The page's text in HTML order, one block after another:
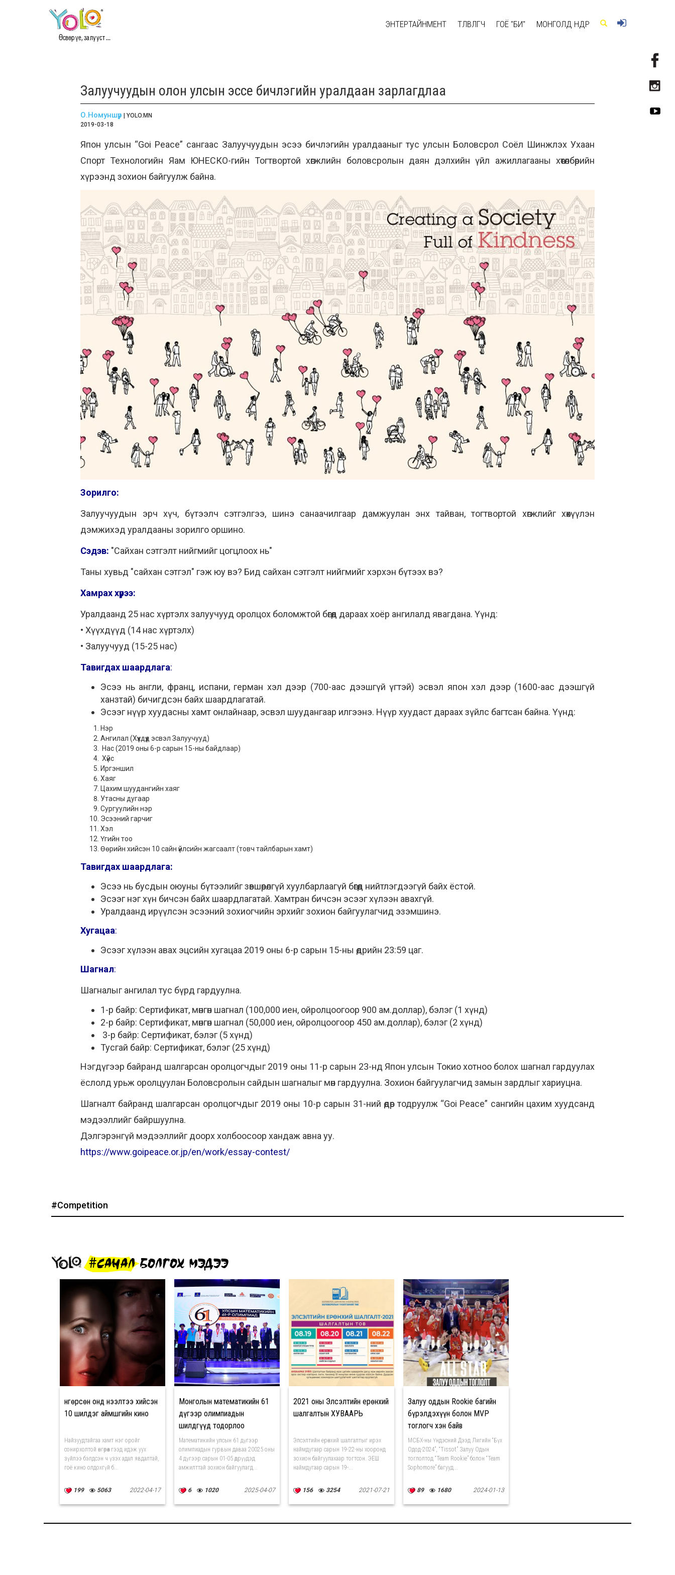
Өсвөр үе, залууст ...
ЭНТЕРТАЙНМЕНТ ТӨЛӨВЛӨГЧ ГОЁ "БИ" МОНГОЛД ӨНӨӨДӨР
Залуучуудын олон улсын эссе бичлэгийн уралдаан зарлагдлаа
О.Номуншүр | YOLO.MN
2019-03-18
Япон улсын “Goi Peace” сангаас Залуучуудын эсээ бичлэгийн уралдааныг тус улсын Боловсрол Соёл Шинжлэх Ухаан
Спорт Технологийн Яам ЮНЕСКО-гийн Тогтвортой хөгжлийн боловсролын даян дэлхийн үйл ажиллагааны хөтөлбөрийн
хүрээнд зохион байгуулж байна.
Зорилго:
Залуучуудын эрч хүч, бүтээлч сэтгэлгээ, шинэ санаачилгаар дамжуулан энх тайван, тогтвортой хөгжлийг хөхүүлэн
дэмжихэд уралдааны зорилго оршино.
Сэдэв: "Сайхан сэтгэлт нийгмийг цогцлоох нь"
Таны хувьд "сайхан сэтгэл" гэж юу вэ? Бид сайхан сэтгэлт нийгмийг хэрхэн бүтээх вэ?
Хамрах хүрээ:
Уралдаанд 25 нас хүртэлх залуучууд оролцох боломжтой бөгөөд дараах хоёр ангилалд явагдана. Үүнд:
• Хүүхдүүд (14 нас хүртэлх)
• Залуучууд (15-25 нас)
Тавигдах шаардлага:
Эсээ нь англи, франц, испани, герман хэл дээр (700-аас дээшгүй үгтэй) эсвэл япон хэл дээр (1600-аас дээшгүй
ханзтай) бичигдсэн байх шаардлагатай.
Эсээг нүүр хуудасны хамт онлайнаар, эсвэл шуудангаар илгээнэ. Нүүр хуудаст дараах зүйлс багтсан байна. Үүнд:
Нэр
Ангилал (Хүүхдүүд эсвэл Залуучууд)
Нас (2019 оны 6-р сарын 15-ны байдлаар)
Хүйс
Иргэншил
Хаяг
Цахим шуудангийн хаяг
Утасны дугаар
Сургуулийн нэр
Эсээний гарчиг
Хэл
Үгийн тоо
Өөрийн хийсэн 10 сайн үйлсийн жагсаалт (товч тайлбарын хамт)
Тавигдах шаардлага:
Эсээ нь бусдын оюуны бүтээлийг зөвшөөрөлгүй хуулбарлаагүй бөгөөд нийтлэгдээгүй байх ёстой.
Эсээг нэг хүн бичсэн байх шаардлагатай. Хамтран бичсэн эсээг хүлээн авахгүй.
Уралдаанд ирүүлсэн эсээний зохиогчийн эрхийг зохион байгуулагчид эзэмшинэ.
Хугацаа:
Эсээг хүлээн авах эцсийн хугацаа 2019 оны 6-р сарын 15-ны өдрийн 23:59 цаг.
Шагнал:
Шагналыг ангилал тус бүрд гардуулна.
1-р байр: Сертификат, мөнгөн шагнал (100,000 иен, ойролцоогоор 900 ам.доллар), бэлэг (1 хүнд)
2-р байр: Сертификат, мөнгөн шагнал (50,000 иен, ойролцоогоор 450 ам.доллар), бэлэг (2 хүнд)
3-р байр: Сертификат, бэлэг (5 хүнд)
Тусгай байр: Сертификат, бэлэг (25 хүнд)
Нэгдүгээр байранд шалгарсан оролцогчдыг 2019 оны 11-р сарын 23-нд Япон улсын Токио хотноо болох шагнал гардуулах
ёслолд урьж оролцуулан Боловсролын сайдын шагналыг мөн гардуулна. Зохион байгуулагчид замын зардлыг хариуцна.
Шагналт байранд шалгарсан оролцогчдыг 2019 оны 10-р сарын 31-ний өдөр тодруулж “Goi Peace” сангийн цахим хуудсанд
мэдээллийг байршуулна.
Дэлгэрэнгүй мэдээллийг доорх холбоосоор хандаж авна уу.
https://www.goipeace.or.jp/en/work/essay-contest/
#Competition
#САНАЛ БОЛГОХ МЭДЭЭ
Өнгөрсөн онд нээлтээ хийсэн
10 шилдэг аймшгийн кино
Найзуудтайгаа хамт нэг оройг
сонирхолтой өнгөрөөх гээд идэж уух
зүйлээ бэлдсэн ч үзэх адал явдалтай,
гоё кино олдохгүй б...
199 5063 2022-04-17
Монголын математикийн 61
дүгээр олимпиадын
шилдгүүд тодорлоо
Математикийн улсын 61 дүгээр
олимпиадын гурвын даваа 20025 оны
4 дүгээр сарын 01-05 өдрүүдэд
амжилттай зохион байгуулагд...
6 1020 2025-04-07
2021 оны Элсэлтийн ерөнхий
шалгалтын ХУВААРЬ
Элсэлтийн ерөнхий шалгалтыг ирэх
наймдугаар сарын 19-22-ны хооронд
зохион байгуулахаар тогтсон. ЭЕШ
наймдугаар сарын 19-...
156 3254 2021-07-21
Залуу оддын Rookie багийн
бүрэлдэхүүн болон MVP
тоглогч хэн байв
МСБХ-ны Үндэсний Дээд Лигийн “Бүх
Одод-2024”, “Tissot” Залуу Одын
тоглолтод “Team Rookie” болон “Team
Sophomore” багууд...
89 1680 2024-01-13